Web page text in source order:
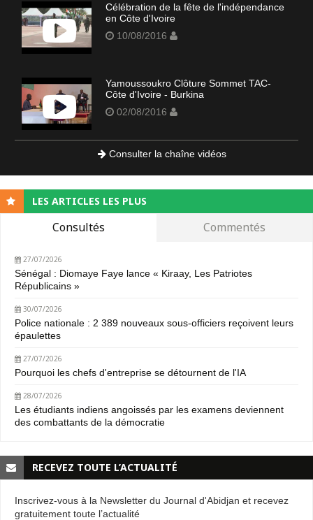
Célébration de la fête de l'indépendance
en Côte d'Ivoire
10/08/2016
Yamoussoukro Clôture Sommet TAC-
Côte d'Ivoire - Burkina
02/08/2016
Consulter la chaîne vidéos
LES ARTICLES LES PLUS
Consultés Commentés
27/07/2026
Sénégal : Diomaye Faye lance « Kiraay, Les Patriotes
Républicains »
30/07/2026
Police nationale : 2 389 nouveaux sous-officiers reçoivent leurs
épaulettes
27/07/2026
Pourquoi les chefs d'entreprise se détournent de l'IA
28/07/2026
Les étudiants indiens angoissés par les examens deviennent
des combattants de la démocratie
RECEVEZ TOUTE L’ACTUALITÉ
Inscrivez-vous à la Newsletter du Journal d'Abidjan et recevez
gratuitement toute l’actualité